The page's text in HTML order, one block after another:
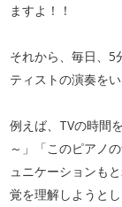
ますよ！！
それから、毎日、5
ティストの演奏を
例えば、TVの時間
～」「このピアノ
ュニケーションも
覚を理解しようと